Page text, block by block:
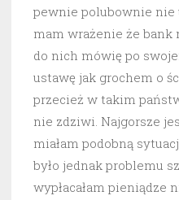
pewnie polubownie nie
mam wrażenie że bank
do nich mówię po
ustawę jak grochem o
przecież w takim
nie zdziwi. Najgorsze
miałam podobną
było jednak problemu
wypłacałam pieniądze